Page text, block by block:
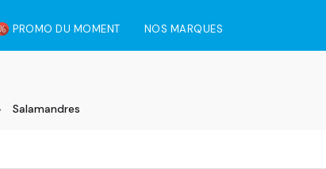
PROMO DU MOMENT NOS MARQUES
Salamandres